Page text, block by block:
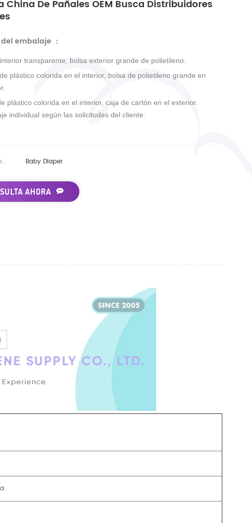
China De Pañales OEM Busca Distribuidores
embalaje ：
transparente, bolsa exterior grande de polietileno.
plástico colorida en el interior, bolsa de polietileno grande en
plástico colorida en el interior, caja de cartón en el exterior.
individual según las solicitudes del cliente.
Baby Diaper
AHORA